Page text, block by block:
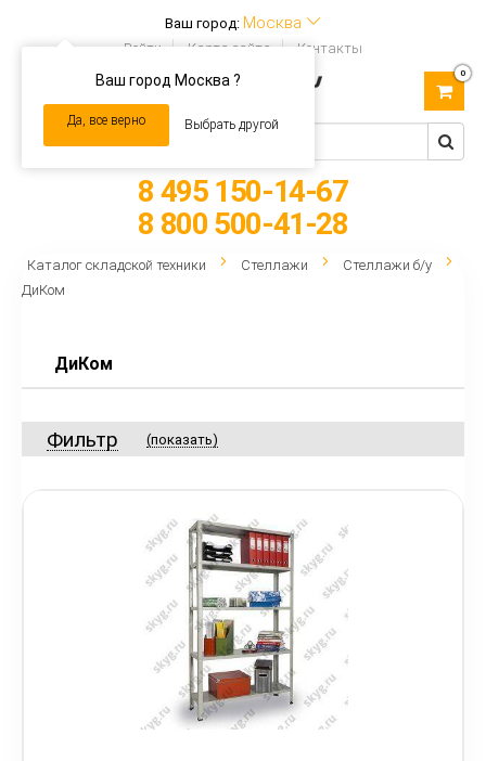
Ваш город: Москва
Ваш город Москва ?
Да, все верно Выбрать другой
Войти Карта сайта Контакты
navigation
0
8 495 150-14-67
8 800 500-41-28
Каталог складской техники Стеллажи
Стеллажи б/у
ДиКом
ДиКом
Фильтр (показать)